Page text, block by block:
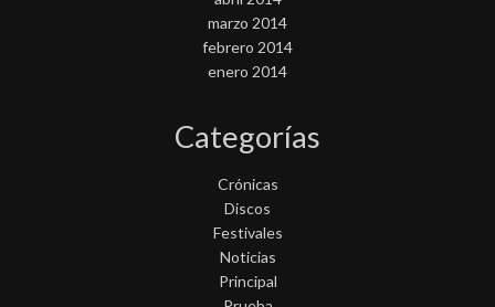
marzo 2014
febrero 2014
enero 2014
Categorías
Crónicas
Discos
Festivales
Noticias
Principal